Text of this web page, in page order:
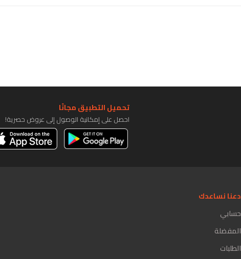
تحميل التطبيق مجانًا
احصل على إمكانية الوصول إلى عروض حصرية!
دعنا نساعدك
حسابي
المفضلة
الطلبات